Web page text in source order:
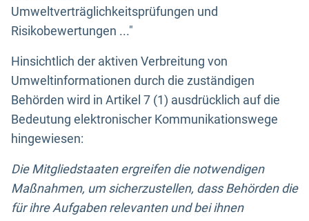
Umweltverträglichkeitsprüfungen und
Risikobewertungen ..."
Hinsichtlich der aktiven Verbreitung von
Umweltinformationen durch die zuständigen
Behörden wird in Artikel 7 (1) ausdrücklich auf die
Bedeutung elektronischer Kommunikationswege
hingewiesen:
Die Mitgliedstaaten ergreifen die notwendigen
Maßnahmen, um sicherzustellen, dass Behörden die
für ihre Aufgaben relevanten und bei ihnen